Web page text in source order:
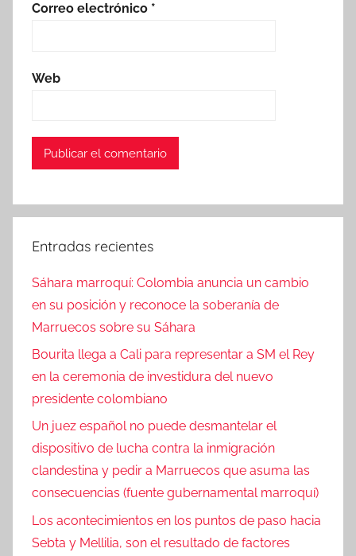
Correo electrónico *
Web
Entradas recientes
Sáhara marroquí: Colombia anuncia un cambio
en su posición y reconoce la soberanía de
Marruecos sobre su Sáhara
Bourita llega a Cali para representar a SM el Rey
en la ceremonia de investidura del nuevo
presidente colombiano
Un juez español no puede desmantelar el
dispositivo de lucha contra la inmigración
clandestina y pedir a Marruecos que asuma las
consecuencias (fuente gubernamental marroquí)
Los acontecimientos en los puntos de paso hacia
Sebta y Mellilia, son el resultado de factores